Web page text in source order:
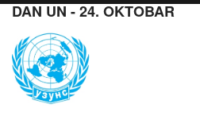
DAN UN - 24. OKTOBAR